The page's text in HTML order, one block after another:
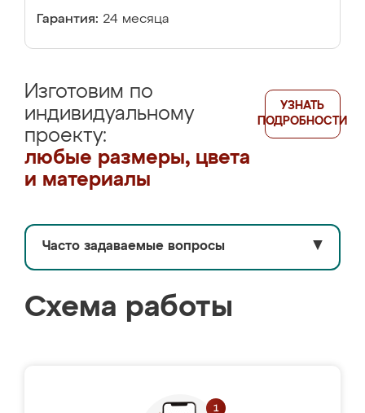
Гарантия: 24 месяца
Изготовим по
индивидуальному
проекту:
любые размеры, цвета
и материалы
УЗНАТЬ
ПОДРОБНОСТИ
Часто задаваемые вопросы ▼
Схема работы